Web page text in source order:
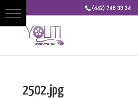
(442) 748 33 34
2502.jpg